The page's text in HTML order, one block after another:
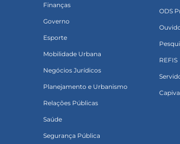
Finanças
Governo
Esporte
Mobilidade Urbana
Negócios Jurídicos
Planejamento e Urbanismo
Relações Públicas
Saúde
Segurança Pública
ODS
REFIS